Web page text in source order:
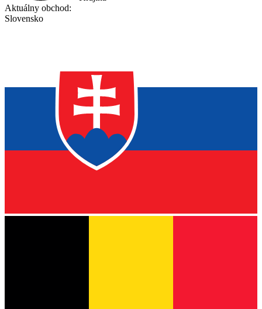
Aktuálny obchod:
Slovensko